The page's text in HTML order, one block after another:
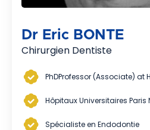
Dr Eric BONTE
Chirurgien Dentiste
PhDProfessor (Associate) at
Hôpitaux Universitaires Paris
Spécialiste en Endodontie